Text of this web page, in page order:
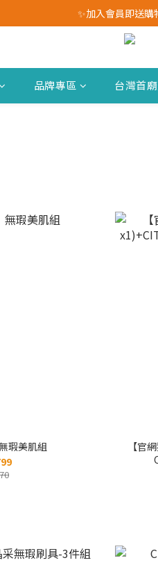
我愛爸爸★全館消費滿$528元
✨加入會員即送購
我愛爸爸★全館消費滿$528元
品牌專區 台灣首
瑕美肌組
【官